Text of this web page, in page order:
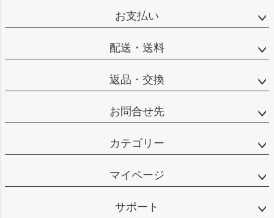
お支払い
配送・送料
返品・交換
お問合せ先
カテゴリー
マイページ
サポート